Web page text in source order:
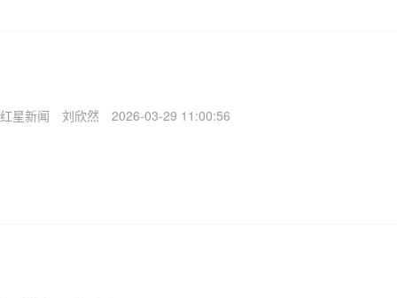
红星新闻 刘欣然 2026-03-29 11:00:56